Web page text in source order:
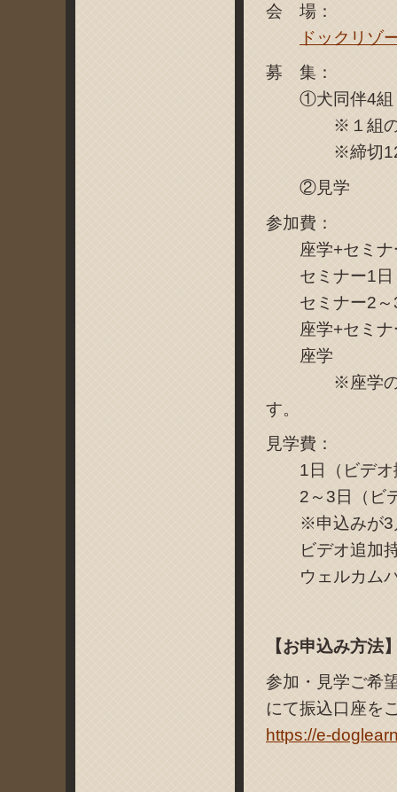
会 場：
ドックリゾ
募 集：
①犬同伴4組（
※１組の持
※締切12月
②見学
参加費：
座学+セミナ
セミナー
セミナー2
座学+セミ
座学
※座学の日は
す。
見学費：
1日（ビデオ
2～3日（ビデ
※申込みが3
ビデオ追加
ウェルカム
【お申込み方法
参加・見学ご希
にて振込口座を
https://e-